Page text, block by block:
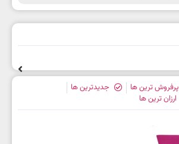
پرفروش ترین ها
جدیدترین ها
ارزان ترین ها